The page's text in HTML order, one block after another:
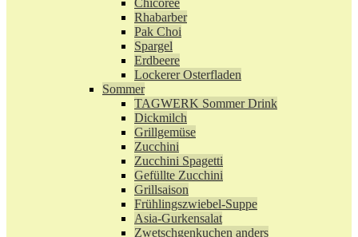
Chicorée
Rhabarber
Pak Choi
Spargel
Erdbeere
Lockerer Osterfladen
Sommer
TAGWERK Sommer Drink
Dickmilch
Grillgemüse
Zucchini
Zucchini Spagetti
Gefüllte Zucchini
Grillsaison
Frühlingszwiebel-Suppe
Asia-Gurkensalat
Zwetschgenkuchen anders